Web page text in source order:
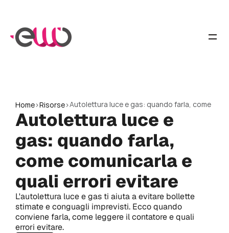
Home>Risorse>Autolettura luce e gas: quando farla, come
comunicarla e quali errori evitare
Autolettura luce e
gas: quando farla,
come comunicarla e
quali errori evitare
L'autolettura luce e gas ti aiuta a evitare bollette
stimate e conguagli imprevisti. Ecco quando
conviene farla, come leggere il contatore e quali
errori evitare.